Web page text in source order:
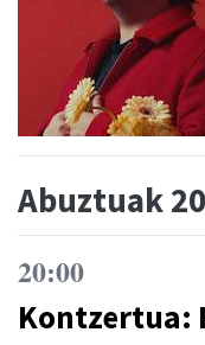
Abuztuak
20:00
Kontzertua: